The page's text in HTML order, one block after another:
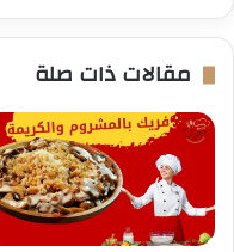
مقالات ذات صلة